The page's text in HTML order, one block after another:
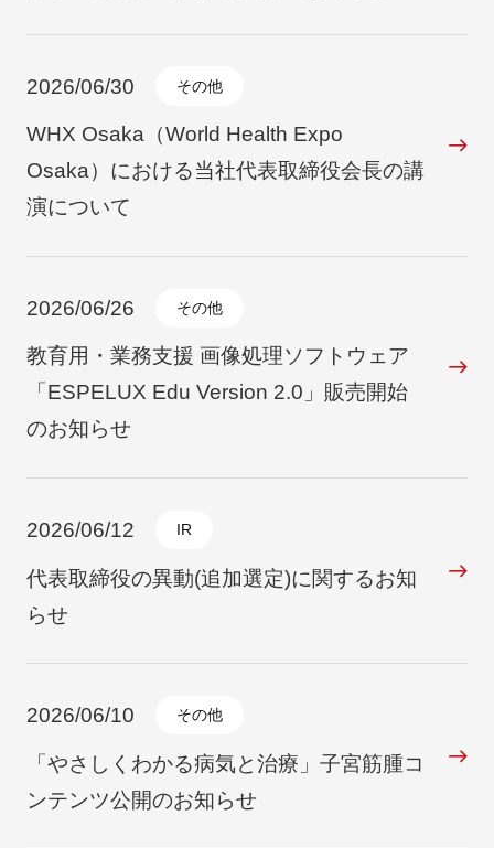
2026/06/30 その他
WHX Osaka（World Health Expo
Osaka）における当社代表取締役会長の講
演について
2026/06/26 その他
教育用・業務支援 画像処理ソフトウェア
「ESPELUX Edu Version 2.0」販売開始
のお知らせ
2026/06/12 IR
代表取締役の異動(追加選定)に関するお知
らせ
2026/06/10 その他
「やさしくわかる病気と治療」子宮筋腫コ
ンテンツ公開のお知らせ